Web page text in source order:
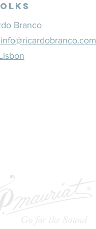
Branco
info@ricardobranco.com